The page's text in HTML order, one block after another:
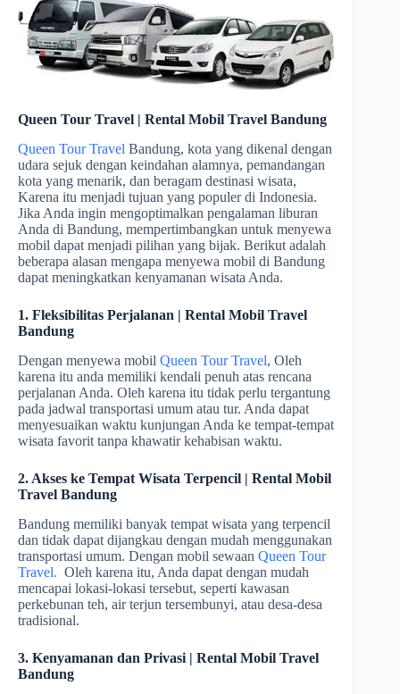
Queen Tour Travel | Rental Mobil Travel Bandung
Queen Tour Travel Bandung, kota yang dikenal dengan
udara sejuk dengan keindahan alamnya, pemandangan
kota yang menarik, dan beragam destinasi wisata,
Karena itu menjadi tujuan yang populer di Indonesia.
Jika Anda ingin mengoptimalkan pengalaman liburan
Anda di Bandung, mempertimbangkan untuk menyewa
mobil dapat menjadi pilihan yang bijak. Berikut adalah
beberapa alasan mengapa menyewa mobil di Bandung
dapat meningkatkan kenyamanan wisata Anda.
1. Fleksibilitas Perjalanan | Rental Mobil Travel
Bandung
Dengan menyewa mobil Queen Tour Travel, Oleh
karena itu anda memiliki kendali penuh atas rencana
perjalanan Anda. Oleh karena itu tidak perlu tergantung
pada jadwal transportasi umum atau tur. Anda dapat
menyesuaikan waktu kunjungan Anda ke tempat-tempat
wisata favorit tanpa khawatir kehabisan waktu.
2. Akses ke Tempat Wisata Terpencil | Rental Mobil
Travel Bandung
Bandung memiliki banyak tempat wisata yang terpencil
dan tidak dapat dijangkau dengan mudah menggunakan
transportasi umum. Dengan mobil sewaan Queen Tour
Travel. Oleh karena itu, Anda dapat dengan mudah
mencapai lokasi-lokasi tersebut, seperti kawasan
perkebunan teh, air terjun tersembunyi, atau desa-desa
tradisional.
3. Kenyamanan dan Privasi | Rental Mobil Travel
Bandung